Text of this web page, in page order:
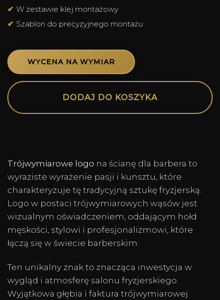
W zestawie klej montażowy
Szablon do precyzyjnego montażu
WYCENA NA WYMIAR
DODAJ DO KOSZYKA
Alternative:
Trójwymiarowe logo na ścianę dla barbera to
wyraziste wyrażenie pasji i kunsztu, które
charakteryzuje tę tradycyjną sztukę fryzjerską.
Logo w postaci trójwymiarowych wąsów jest
wizualnym oświadczeniem, oddającym hołd
męskości, stylowi i profesjonalizmowi, które
łączą się w świecie barberskim.
Ten unikalny znak to znacząca inwestycja w
wygląd i atmosferę salonu fryzjerskiego.
Wyjątkowa głębia i faktura trójwymiarowej